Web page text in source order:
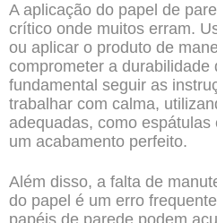
A aplicação do papel de
crítico onde muitos erram.
ou aplicar o produto de
comprometer a durabilidade
fundamental seguir as
trabalhar com calma,
adequadas, como
um acabamento perfeito.
Além disso, a falta de
do papel é um erro
papéis de parede podem